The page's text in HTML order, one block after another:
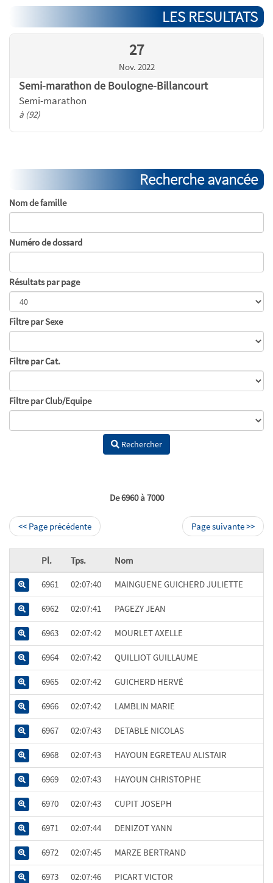
LES RESULTATS
27
Nov. 2022
Semi-marathon de Boulogne-Billancourt
Semi-marathon
à (92)
Recherche avancée
Nom de famille
Numéro de dossard
Résultats par page
Filtre par Sexe
Filtre par Cat.
Filtre par Club/Equipe
Rechercher
De 6960 à 7000
<< Page précédente Page suivante >>
Pl. Tps. Nom
6961 02:07:40 MAINGUENE GUICHERD JULIETTE
6962 02:07:41 PAGEZY JEAN
6963 02:07:42 MOURLET AXELLE
6964 02:07:42 QUILLIOT GUILLAUME
6965 02:07:42 GUICHERD HERVÉ
6966 02:07:42 LAMBLIN MARIE
6967 02:07:43 DETABLE NICOLAS
6968 02:07:43 HAYOUN EGRETEAU ALISTAIR
6969 02:07:43 HAYOUN CHRISTOPHE
6970 02:07:43 CUPIT JOSEPH
6971 02:07:44 DENIZOT YANN
6972 02:07:45 MARZE BERTRAND
6973 02:07:46 PICART VICTOR